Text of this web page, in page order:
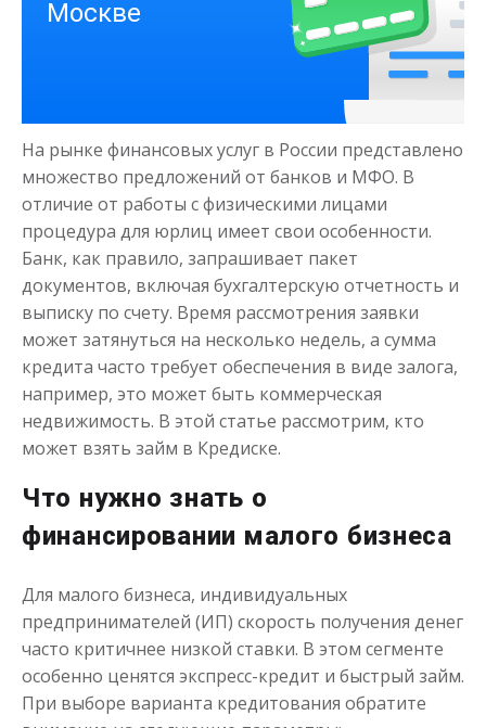
Деньги на здоровье
Сумма до50 000₽
Срок от 1до 21 дня
Получить
Моментальный займ
Срок от 1до 21 дня
Получить
На рынке финансовых услуг в России представлено
множество предложений от банков и МФО. В
отличие от работы с физическими лицами
процедура для юрлиц имеет свои особенности.
Банк, как правило, запрашивает пакет
документов, включая бухгалтерскую отчетность и
выписку по счету. Время рассмотрения заявки
может затянуться на несколько недель, а сумма
кредита часто требует обеспечения в виде залога,
например, это может быть коммерческая
недвижимость. В этой статье рассмотрим, кто
может взять займ в Кредиске.
Что нужно знать о
финансировании малого бизнеса
Для малого бизнеса, индивидуальных
предпринимателей (ИП) скорость получения денег
часто критичнее низкой ставки. В этом сегменте
особенно ценятся экспресс-кредит и быстрый займ.
При выборе варианта кредитования обратите